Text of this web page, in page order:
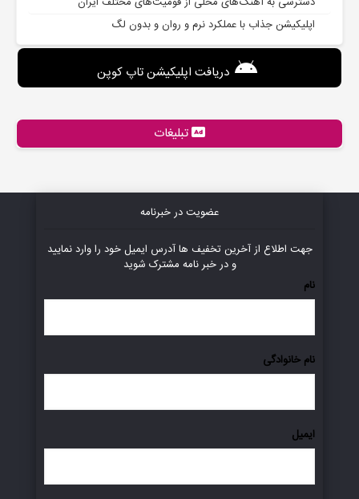
اپلیکیشن جذاب با عملکرد نرم و روان و بدون لگ
دریافت اپلیکیشن تاپ کوپن
تبلیغات
عضویت در خبرنامه
جهت اطلاع از آخرین تخفیف ها آدرس ایمیل خود را وارد نمایید
و در خبر نامه مشترک شوید
نام
نام خانوادگی
ایمیل